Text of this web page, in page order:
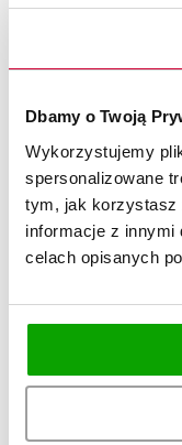
Dbamy o Twoją
Wykorzystujemy
spersonalizowane
tym, jak korzystasz
informacje z innymi
celach opisanych